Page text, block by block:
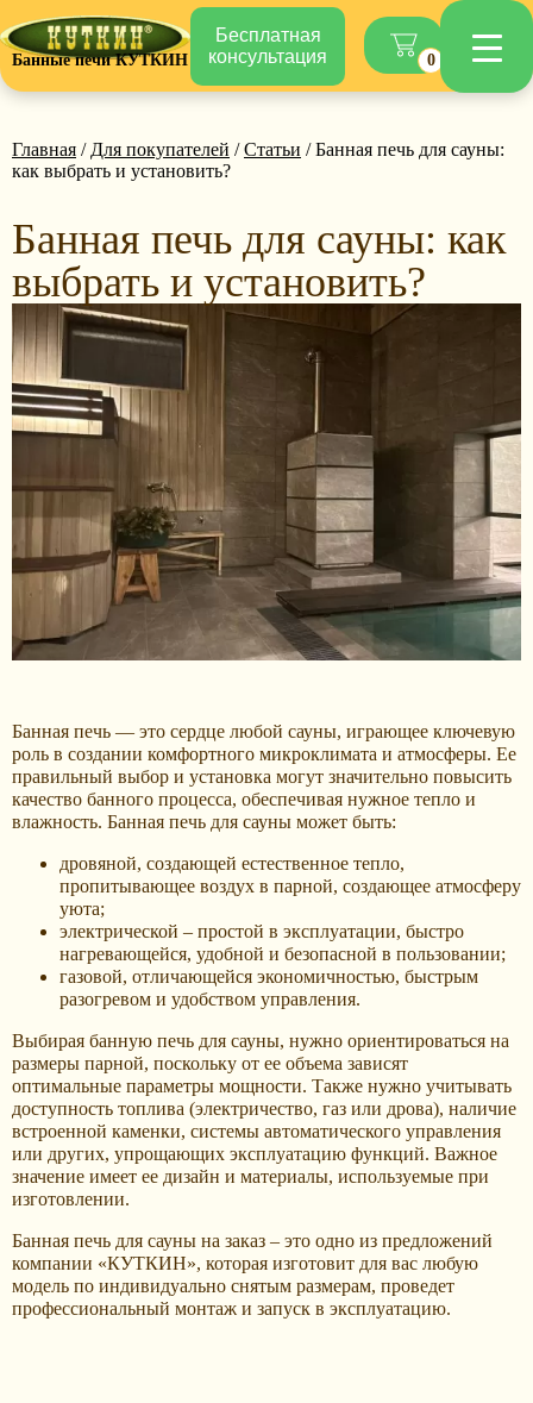
Банные печи КУТКИН
Бесплатная
консультация
0
Главная / Для покупателей /Статьи / Банная печь для сауны:
как выбрать и установить?
Банная печь для сауны: как
выбрать и установить?
Банная печь — это сердце любой сауны, играющее ключевую
роль в создании комфортного микроклимата и атмосферы. Ее
правильный выбор и установка могут значительно повысить
качество банного процесса, обеспечивая нужное тепло и
влажность. Банная печь для сауны может быть:
дровяной, создающей естественное тепло,
пропитывающее воздух в парной, создающее атмосферу
уюта;
электрической – простой в эксплуатации, быстро
нагревающейся, удобной и безопасной в пользовании;
газовой, отличающейся экономичностью, быстрым
разогревом и удобством управления.
Выбирая банную печь для сауны, нужно ориентироваться на
размеры парной, поскольку от ее объема зависят
оптимальные параметры мощности. Также нужно учитывать
доступность топлива (электричество, газ или дрова), наличие
встроенной каменки, системы автоматического управления
или других, упрощающих эксплуатацию функций. Важное
значение имеет ее дизайн и материалы, используемые при
изготовлении.
Банная печь для сауны на заказ – это одно из предложений
компании «КУТКИН», которая изготовит для вас любую
модель по индивидуально снятым размерам, проведет
профессиональный монтаж и запуск в эксплуатацию.